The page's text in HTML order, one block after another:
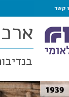
קשר